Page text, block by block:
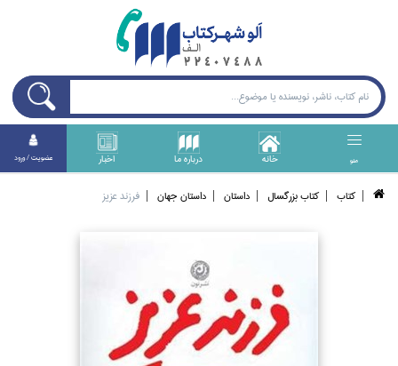
منو خانه درباره ما اخبار عضويت / ورود
كتاب كتاب بزرگسال داستان داستان جهان فرزند عزيز